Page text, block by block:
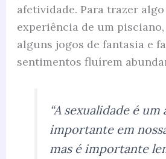
afetividade. Para trazer
experiência de um
alguns jogos de fantasia e
sentimentos fluírem
“A sexualidade é um
importante em
mas é importante